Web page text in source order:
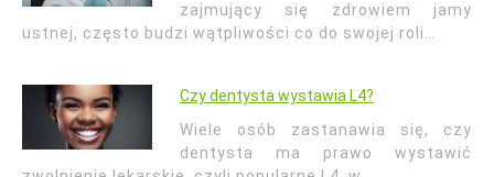
zajmujący się zdrowiem jamy
ustnej, często budzi wątpliwości co do swojej roli…
Czy dentysta wystawia L4?
Wiele osób zastanawia się, czy
dentysta ma prawo wystawić